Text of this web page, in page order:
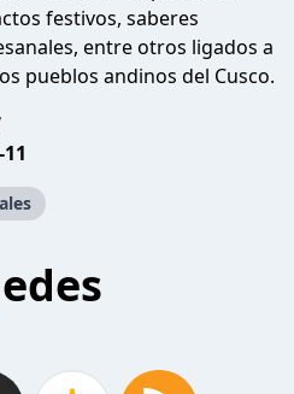
festivos, saberes
entre otros ligados a
pueblos andinos del Cusco.